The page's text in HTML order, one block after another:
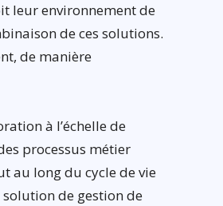
leur environnement de
de ces solutions.
de manière
à l’échelle de
processus métier
au long du cycle de vie
solution de gestion de